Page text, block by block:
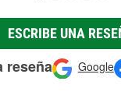
ESCRIBE UNA
reseña Google